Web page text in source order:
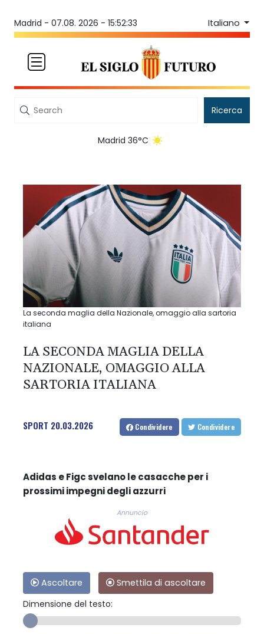
Madrid - 07.08. 2026 - 15:52:33 Italiano
Ricerca
Madrid 36°C
La seconda maglia della Nazionale, omaggio alla sartoria
italiana
LA SECONDA MAGLIA DELLA
NAZIONALE, OMAGGIO ALLA
SARTORIA ITALIANA
SPORT 20.03.2026 Condividere Condividere
Adidas e Figc svelano le casacche per i
prossimi impegni degli azzurri
Annuncio
Ascoltare
Smettila di ascoltare
Dimensione del testo: